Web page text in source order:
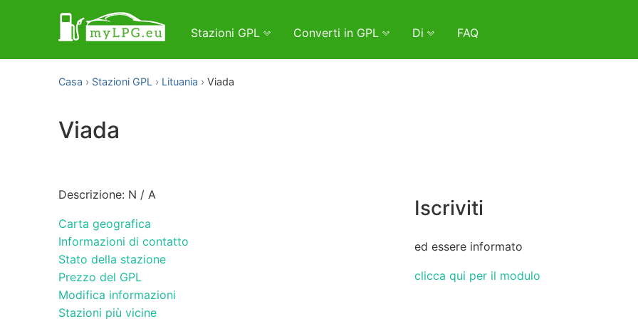
Stazioni GPL Converti in GPL Di FAQ
Casa Stazioni GPL Lituania Viada
Viada
Descrizione: N / A
Carta geografica
Informazioni di contatto
Stato della stazione
Prezzo del GPL
Modifica informazioni
Stazioni più vicine
Iscriviti
ed essere informato
clicca qui per il modulo